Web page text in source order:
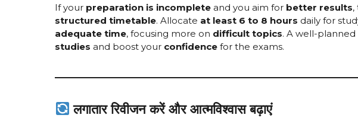
If your preparation is incomplete and you aim for better results,
structured timetable. Allocate at least 6 to 8 hours daily for
adequate time, focusing more on difficult topics. A well-
studies and boost your confidence for the exams.
लगातार रिवीजन करें और आत्मविश्वास बढ़ाएं